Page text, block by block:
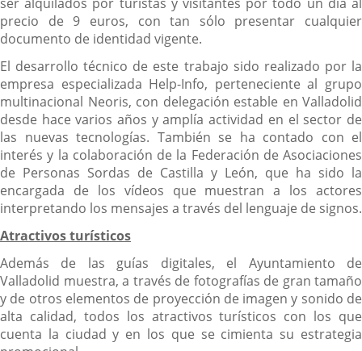
precio de 9 euros, con tan sólo presentar cualquier
documento de identidad vigente.
El desarrollo técnico de este trabajo sido realizado por la
empresa especializada Help-Info, perteneciente al grupo
multinacional Neoris, con delegación estable en Valladolid
desde hace varios años y amplía actividad en el sector de
las nuevas tecnologías. También se ha contado con el
interés y la colaboración de la Federación de Asociaciones
de Personas Sordas de Castilla y León, que ha sido la
encargada de los vídeos que muestran a los actores
interpretando los mensajes a través del lenguaje de signos.
Atractivos turísticos
Además de las guías digitales, el Ayuntamiento de
Valladolid muestra, a través de fotografías de gran tamaño
y de otros elementos de proyección de imagen y sonido de
alta calidad, todos los atractivos turísticos con los que
cuenta la ciudad y en los que se cimienta su estrategia